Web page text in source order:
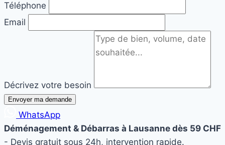
Téléphone
Email
Décrivez votre besoin
Envoyer ma demande
WhatsApp
Déménagement & Débarras à Lausanne dès 59 CHF
- Devis gratuit sous 24h, intervention rapide.